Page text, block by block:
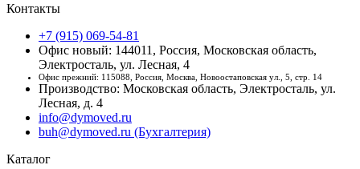
Контакты
+7 (915) 069-54-81
Офис новый: 144011, Россия, Московская область,
Электросталь, ул. Лесная, 4
Офис прежний: 115088, Россия, Москва, Новоостаповская ул., 5, стр. 14
Производство: Московская область, Электросталь, ул.
Лесная, д. 4
info@dymoved.ru
buh@dymoved.ru (Бухгалтерия)
Каталог